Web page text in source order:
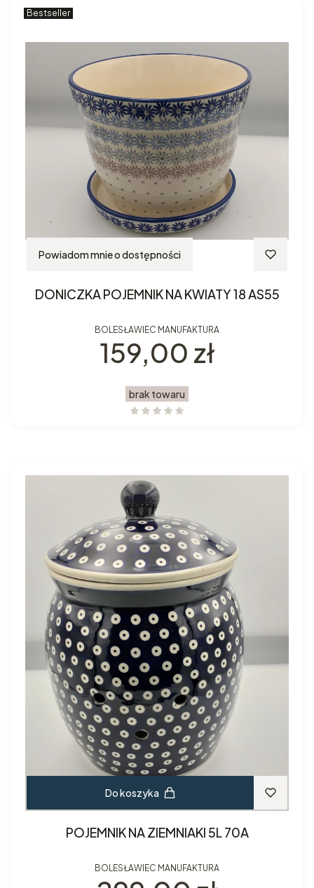
Bestseller
Powiadom mnie o dostępności
DONICZKA POJEMNIK NA KWIATY 18 AS55
BOLESŁAWIEC MANUFAKTURA
Cena
159,00 zł
brak towaru
Do koszyka
POJEMNIK NA ZIEMNIAKI 5L 70A
BOLESŁAWIEC MANUFAKTURA